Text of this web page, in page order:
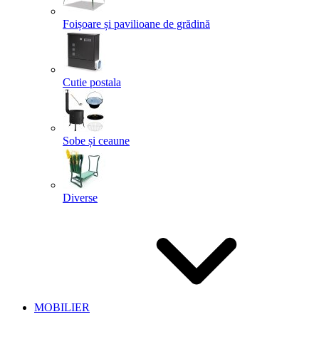
Foișoare și pavilioane de grădină
Cutie postala
Sobe și ceaune
Diverse
MOBILIER